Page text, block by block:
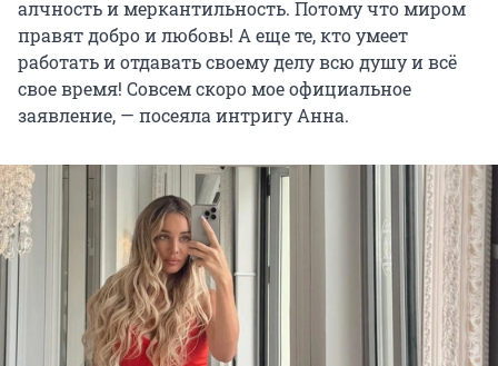
алчность и меркантильность. Потому что миром
правят добро и любовь! А еще те, кто умеет
работать и отдавать своему делу всю душу и всё
свое время! Совсем скоро мое официальное
заявление, — посеяла интригу Анна.